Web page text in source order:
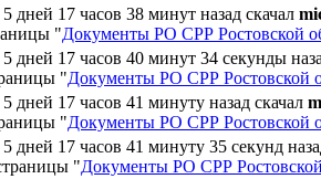
дней 17 часов 38 минут назад скачал
"Документы РО СРР Ростовской
дней 17 часов 40 минут 34 секунды
"Документы РО СРР Ростовской
дней 17 часов 41 минуту назад скачал
"Документы РО СРР Ростовской
дней 17 часов 41 минуту 35 секунд
"Документы РО СРР